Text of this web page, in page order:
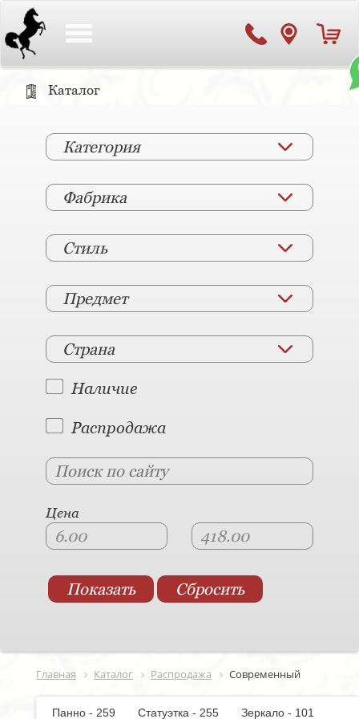
Каталог
Категория
Фабрика
Стиль
Предмет
Страна
Наличие
Распродажа
Цена
Главная Каталог Распродажа Современный
Панно - 259 Статуэтка - 255
Зеркало - 101